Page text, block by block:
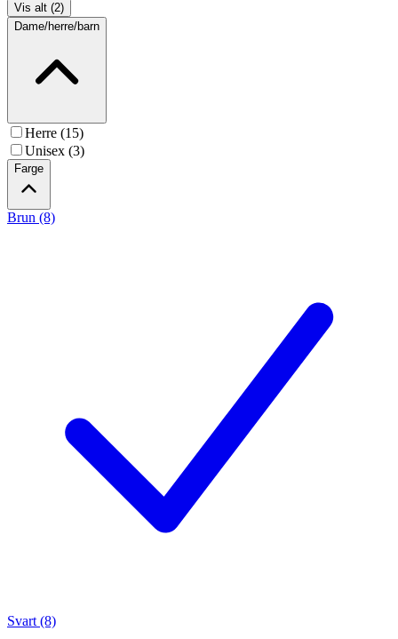
Vis alt (2)
Dame/herre/barn
Herre (15)
Unisex (3)
Farge
Brun (8)
Svart (8)